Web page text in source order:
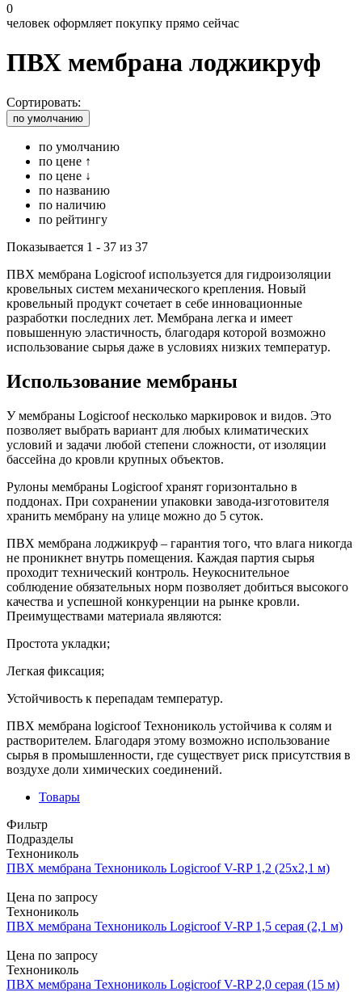
0
человек оформляет покупку прямо сейчас
ПВХ мембрана лоджикруф
Сортировать:
по умолчанию
по умолчанию
по цене ↑
по цене ↓
по названию
по наличию
по рейтингу
Показывается 1 - 37 из 37
ПВХ мембрана Logicroof используется для гидроизоляции
кровельных систем механического крепления. Новый
кровельный продукт сочетает в себе инновационные
разработки последних лет. Мембрана легка и имеет
повышенную эластичность, благодаря которой возможно
использование сырья даже в условиях низких температур.
Использование мембраны
У мембраны Logicroof несколько маркировок и видов. Это
позволяет выбрать вариант для любых климатических
условий и задачи любой степени сложности, от изоляции
бассейна до кровли крупных объектов.
Рулоны мембраны Logicroof хранят горизонтально в
поддонах. При сохранении упаковки завода-изготовителя
хранить мембрану на улице можно до 5 суток.
ПВХ мембрана лоджикруф – гарантия того, что влага никогда
не проникнет внутрь помещения. Каждая партия сырья
проходит технический контроль. Неукоснительное
соблюдение обязательных норм позволяет добиться высокого
качества и успешной конкуренции на рынке кровли.
Преимуществами материала являются:
Простота укладки;
Легкая фиксация;
Устойчивость к перепадам температур.
ПВХ мембрана logicroof Технониколь устойчива к солям и
растворителем. Благодаря этому возможно использование
сырья в промышленности, где существует риск присутствия в
воздухе доли химических соединений.
Товары
Фильтр
Подразделы
Технониколь
ПВХ мембрана Технониколь Logicroof V-RP 1,2 (25х2,1 м)
Цена по запросу
Технониколь
ПВХ мембрана Технониколь Logicroof V-RP 1,5 серая (2,1 м)
Цена по запросу
Технониколь
ПВХ мембрана Технониколь Logicroof V-RP 2,0 серая (15 м)